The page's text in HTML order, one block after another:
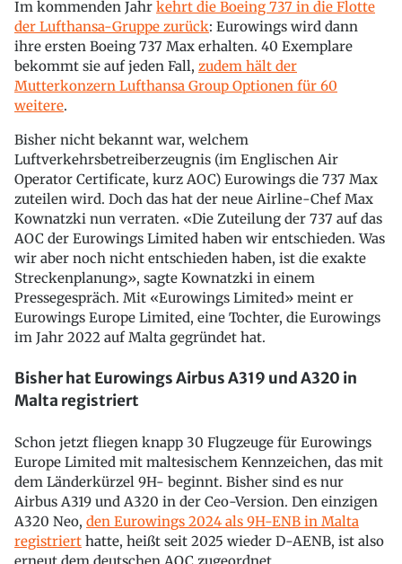
Im kommenden Jahr kehrt die Boeing 737 in die Flotte
der Lufthansa-Gruppe zurück: Eurowings wird dann
ihre ersten Boeing 737 Max erhalten. 40 Exemplare
bekommt sie auf jeden Fall, zudem hält der
Mutterkonzern Lufthansa Group Optionen für 60
weitere.
Bisher nicht bekannt war, welchem
Luftverkehrsbetreiberzeugnis (im Englischen Air
Operator Certificate, kurz AOC) Eurowings die 737 Max
zuteilen wird. Doch das hat der neue Airline-Chef Max
Kownatzki nun verraten. «Die Zuteilung der 737 auf das
AOC der Eurowings Limited haben wir entschieden. Was
wir aber noch nicht entschieden haben, ist die exakte
Streckenplanung», sagte Kownatzki in einem
Pressegespräch. Mit «Eurowings Limited» meint er
Eurowings Europe Limited, eine Tochter, die Eurowings
im Jahr 2022 auf Malta gegründet hat.
Bisher hat Eurowings Airbus A319 und A320 in
Malta registriert
Schon jetzt fliegen knapp 30 Flugzeuge für Eurowings
Europe Limited mit maltesischem Kennzeichen, das mit
dem Länderkürzel 9H- beginnt. Bisher sind es nur
Airbus A319 und A320 in der Ceo-Version. Den einzigen
A320 Neo, den Eurowings 2024 als 9H-ENB in Malta
registriert hatte, heißt seit 2025 wieder D-AENB, ist also